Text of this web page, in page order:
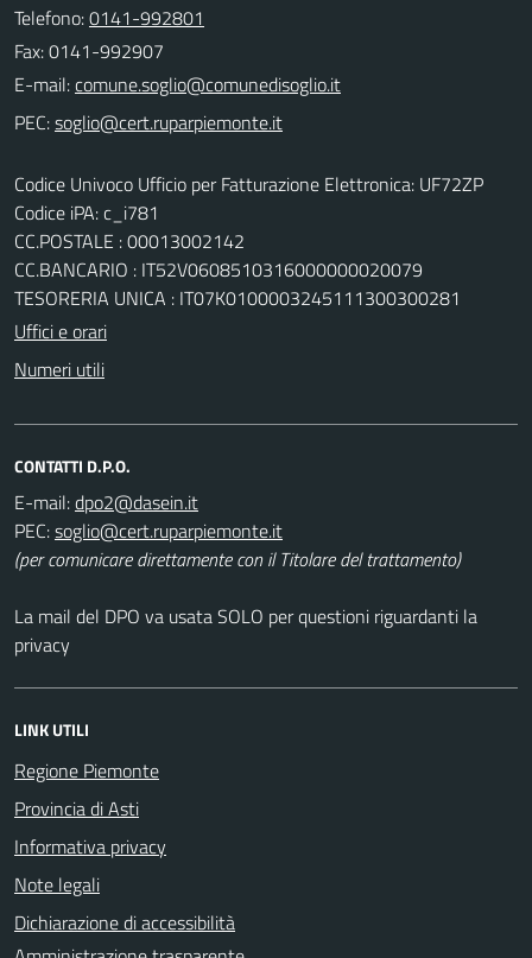
Telefono:0141-992801
Fax: 0141-992907
E-mail:
PEC:
Codice Univoco Ufficio per Fatturazione Elettronica: UF72ZP
Codice iPA: c_i781
CC.POSTALE : 00013002142
CC.BANCARIO : IT52V0608510316000000020079
TESORERIA UNICA : IT07K0100003245111300300281
Uffici e orari
Numeri utili
CONTATTI D.P.O.
E-mail:
PEC:
(per comunicare direttamente con il Titolare del trattamento)
La mail del DPO va usata SOLO per questioni riguardanti la
privacy
LINK UTILI
Regione Piemonte
Provincia di Asti
Informativa privacy
Note legali
Dichiarazione di accessibilità